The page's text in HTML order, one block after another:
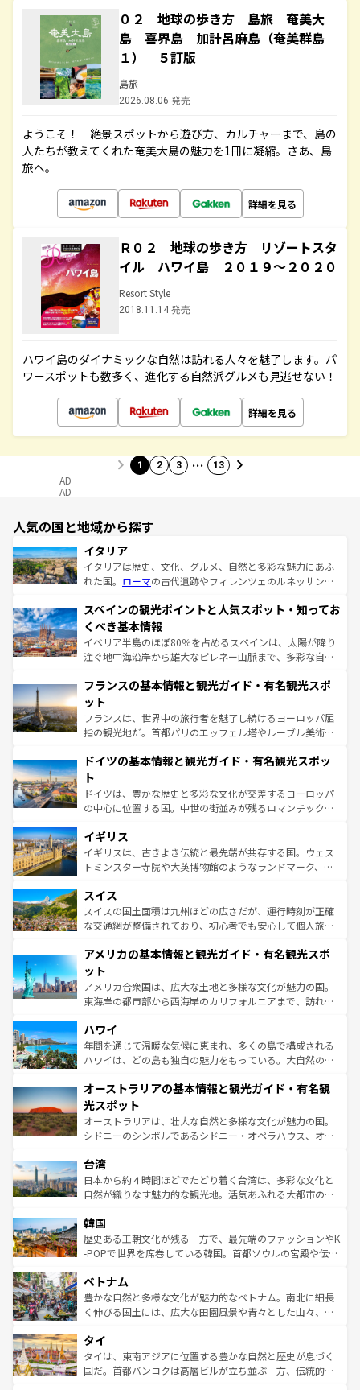
０２ 地球の歩き方 島旅 奄美大
島 喜界島 加計呂麻島（奄美群島
１） ５訂版
島旅
2026.08.06 発売
ようこそ！ 絶景スポットから遊び方、カルチャーまで、島の
人たちが教えてくれた奄美大島の魅力を1冊に凝縮。さあ、島
旅へ。
詳細を見る
Ｒ０２ 地球の歩き方 リゾートスタ
イル ハワイ島 ２０１９～２０２０
Resort Style
2018.11.14 発売
ハワイ島のダイナミックな自然は訪れる人々を魅了します。パ
ワースポットも数多く、進化する自然派グルメも見逃せない！
詳細を見る
1 2 3 … 13
AD
AD
人気の国と地域から探す
イタリア
イタリアは歴史、文化、グルメ、自然と多彩な魅力にあふ
れた国。 ローマの古代遺跡やフィレンツェのルネッサンス
ろん、トスカーナの美しい田園風景やアマルフィ海岸の絶
景など、自然景観も見逃せない。観光の合間には、本場の
ピザやパスタなど、絶品のイタリア料理を堪能することも
できる。朝目覚めてから夜眠るまで、すべての瞬間を楽し
なお、新着のイタリア情報はコンテンツ一覧を参照してほ
しい。
スペインの観光ポイントと人気スポット・知ってお
くべき基本情報
イベリア半島のほぼ80％を占めるスペインは、太陽が降り
注ぐ地中海沿岸から雄大なピレネー山脈まで、多彩な自然
文化が根付くこの国では、情熱的なフラメンコ、熱気あふ
れる闘牛、そして美味しいタパスが生活の一部となってい
る。首都マドリードの洗練された雰囲気や、バルセロナの
アートに溢れた街角から、地方では古代ローマ遺跡や中世
せる。地方によって風土や気候が異なるスペインはその個
ンテンツ一覧 を参照してほしい。
フランスの基本情報と観光ガイド・有名観光スポ
ット
フランスは、世界中の旅行者を魅了し続けるヨーロッパ屈
指の観光地だ。首都パリのエッフェル塔やルーブル美術館
で、幅広い魅力が詰まっている。華麗な宮殿、歴史的な大
聖堂、美しいビーチ、そして豊かな自然が、訪れる者を心
から魅了する。また、フランスは美食の国としても知ら
れ、フランス料理はユネスコ無形文化遺産にも登録されて
香り高いラベンダー畑など、多彩な楽しみ方が可能だ。さ
らに、パリ以外の地域にも魅力が溢れており、どの街角に
も豊かな歴史と文化が息づいている。パリ以外の個性あふ
を参照してほしい。
ドイツの基本情報と観光ガイド・有名観光スポッ
ト
ドイツは、豊かな歴史と多彩な文化が交差するヨーロッパ
の中心に位置する国。中世の街並みが残るロマンチック街
顔を持つこの国は、どこを歩いても飽きることがない。ベ
ルリンの文化的活気、バイエルン州のアルプスの絶景、そ
してライン川沿いのワイン畑といった風景は必見。ビール
は、お酒好きな人にはぜひ体験してほしい。 なお、新着の
ドイツ情報はコンテンツ一覧を参照してほしい。
イギリス
イギリスは、古きよき伝統と最先端が共存する国。ウェス
トミンスター寺院や大英博物館のようなランドマーク、歴
リアごとに異なる魅力がある。また、優雅なアフタヌーン
ティー、ビール好きにはたまらない英国パブ、サッカー観
戦など、本場だからこそできる体験も豊富。イギリスを旅
ンツ一覧を参照してほしい。
スイス
スイスの国土面積は九州ほどの広さだが、運行時刻が正確
な交通網が整備されており、初心者でも安心して個人旅行
の建物がそのまま残る町や、スイスならではのユニークな
博物館もあり、アルプス観光だけでなく町歩きも満喫する
ことができる。国民の所得が高いため物価も高いが、旅行
者向けの交通パス提供のサービスもあり、うまく活用すれ
着のスイス情報は
アメリカの基本情報と観光ガイド・有名観光スポ
ット
アメリカ合衆国は、広大な土地と多様な文化が魅力の国。
東海岸の都市部から西海岸のカリフォルニアまで、訪れる
のような巨大都市は、観光、ショッピング、エンターテイ
ンメントが詰まった刺激的なスポットだ。一方、アメリカ
西部には大自然が広がり、グランドキャニオンやイエロー
部のニューオーリンズでは、音楽と美食が融合した独特の
文化が魅力。旅行者はアメリカの各地域で異なる魅力を楽
しみながら、その多様性と豊かな歴史を感じることができ
るだろう。車でのロードトリップや列車の旅も、アメリカ
情報は
ハワイ
年間を通じて温暖な気候に恵まれ、多くの島で構成される
ハワイは、どの島も独自の魅力をもっている。大自然の神
ワイ島は見逃せない。また、定番の観光地といえばオアフ
島だが、静かな自然を求めるならマウイ島やカウアイ島が
おすすめ。エメラルドグリーンに輝く海をはじめ、豊かな
文化や歴史が息づいている。「アロハスピリット」と呼ば
人々、おいしいローカルフードやハワイアンミュージッ
ク、伝統的なフラダンスなど、すべてがハワイの魅力を彩
っている。訪れるたびに新しい発見と感動が待っているハ
はコンテンツ一覧
オーストラリアの基本情報と観光ガイド・有名観
光スポット
オーストラリアは、壮大な自然と多様な文化が魅力の国。
シドニーのシンボルであるシドニー・オペラハウス、オー
リアリーフや大陸中央部にそびえるウルル（エアーズロッ
ク）、タスマニアの美しい原生林やケアンズの熱帯雨林な
ど、見どころがたくさん。また、カフェやワイン、オージ
いる。アクティビティも充実しており、サーフィンやダイ
ビング、ハイキングなど、アウトドア好きにはたまらな
い。オーストラリアの多彩な魅力を存分に味わいつくそ
参照してほしい。
台湾
日本から約４時間ほどでたどり着く台湾は、多彩な文化と
自然が織りなす魅力的な観光地。活気あふれる大都市の台
ン）、静ひつな山岳地帯である台湾東部など、都市の喧騒
と山間の静けさが共存しており、訪れる人に新しい発見と
驚きをもたらしてくれる。また、奥深い台湾の食文化も魅
容にもいいと評判のスイーツなど、バラエティ豊かな料理
が味わえる。 なお、新着の台湾情報は コンテンツ一覧を参
照してほしい。
韓国
歴史ある王朝文化が残る一方で、最先端のファッションやK
-POPで世界を席巻している韓国。首都ソウルの宮殿や伝統
き、地方に足を延ばせば四季折々の自然美を楽しむことが
できる。そして、キムチや焼肉、絶品のストリートフード
まで、さまざまな韓国料理が待っている。夜には、韓国な
リティに包まれながら、韓国の多彩な魅力を心ゆくまで味
わってみてほしい。 なお、新着の韓国情報はコンテンツ一
覧を参照してほしい。
ベトナム
豊かな自然と多様な文化が魅力的なベトナム。南北に細長
く伸びる国土には、広大な田園風景や青々とした山々、世
急速な発展と共に伝統が息づく。ハノイの古い町並みやホ
ーチミン市のフランス統治時代の建物も、独特の雰囲気を
醸し出している。また、バラエティの豊かさとおいしさで
タイ
タイは、東南アジアに位置する豊かな自然と歴史が息づく
国だ。首都バンコクは高層ビルが立ち並ぶ一方、伝統的な